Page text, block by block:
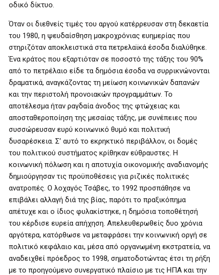
οδικό δίκτυο.
Όταν οι διεθνείς τιμές του αργού κατέρρευσαν στη δεκαετία
του 1980, η ψευδαίσθηση μακροχρόνιας ευημερίας που
στηριζόταν αποκλειστικά στα πετρελαϊκά έσοδα διαλύθηκε.
Ένα κράτος που εξαρτιόταν σε ποσοστό της τάξης του 90%
από το πετρέλαιο είδε τα δημόσια έσοδα να συρρικνώνονται
δραματικά, αναγκάζοντας τη μείωση κοινωνικών δαπανών
και την περιστολή προνοιακών προγραμμάτων. Το
αποτέλεσμα ήταν ραγδαία άνοδος της φτώχειας και
αποσταθεροποίηση της μεσαίας τάξης, με συνέπειες που
συσσώρευσαν ευρύ κοινωνικό θυμό και πολιτική
δυσαρέσκεια. Σ’ αυτό το εκρηκτικό περιβάλλον, οι δομές
του πολιτικού συστήματος κρίθηκαν εύθραυστες. Η
κοινωνική πόλωση και η αποτυχία οικονομικής αναδιανομής
δημιούργησαν τις προϋποθέσεις για ριζικές πολιτικές
ανατροπές. Ο λοχαγός Τσάβες, το 1992 προσπάθησε να
επιβάλει αλλαγή διά της βίας, παρότι το πραξικόπημα
απέτυχε και ο ίδιος φυλακίστηκε, η δημόσια τοποθέτησή
του κέρδισε ευρεία απήχηση. Απελευθερωθείς δυο χρόνια
αργότερα, κατόρθωσε να μεταφράσει την κοινωνική οργή σε
πολιτικό κεφάλαιο και, μέσα από οργανωμένη εκστρατεία, να
αναδειχθεί πρόεδρος το 1998, σηματοδοτώντας έτσι τη ρήξη
με το προηγούμενο συνεργατικό πλαίσιο με τις ΗΠΑ και την